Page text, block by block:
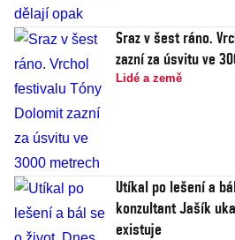
Sraz v šest ráno.
zazní za úsvitu ve
Lidé a země
Utíkal po lešení a
konzultant Jašík
existuje